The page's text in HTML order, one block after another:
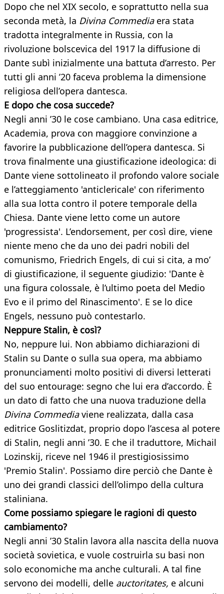
Dopo che nel XIX secolo, e soprattutto nella sua
seconda metà, la Divina Commediaera stata
tradotta integralmente in Russia, con la
rivoluzione bolscevica del 1917 la diffusione di
Dante subì inizialmente una battuta d’arresto. Per
tutti gli anni ’20 faceva problema la dimensione
religiosa dell’opera dantesca.
E dopo che cosa succede?
Negli anni ’30 le cose cambiano. Una casa editrice,
Academia, prova con maggiore convinzione a
favorire la pubblicazione dell’opera dantesca. Si
trova finalmente una giustificazione ideologica: di
Dante viene sottolineato il profondo valore sociale
e l’atteggiamento 'anticlericale' con riferimento
alla sua lotta contro il potere temporale della
Chiesa. Dante viene letto come un autore
'progressista'. L’endorsement, per così dire, viene
niente meno che da uno dei padri nobili del
comunismo, Friedrich Engels, di cui si cita, a mo’
di giustificazione, il seguente giudizio: 'Dante è
una figura colossale, è l’ultimo poeta del Medio
Evo e il primo del Rinascimento'. E se lo dice
Engels, nessuno può contestarlo.
Neppure Stalin, è così?
No, neppure lui. Non abbiamo dichiarazioni di
Stalin su Dante o sulla sua opera, ma abbiamo
pronunciamenti molto positivi di diversi letterati
del suo entourage: segno che lui era d’accordo. È
un dato di fatto che una nuova traduzione della
Divina Commediaviene realizzata, dalla casa
editrice Goslitizdat, proprio dopo l’ascesa al potere
di Stalin, negli anni ’30. E che il traduttore, Michail
Lozinskij, riceve nel 1946 il prestigiosissimo
'Premio Stalin'. Possiamo dire perciò che Dante è
uno dei grandi classici dell’olimpo della cultura
staliniana.
Come possiamo spiegare le ragioni di questo
cambiamento?
Negli anni ’30 Stalin lavora alla nascita della nuova
società sovietica, e vuole costruirla su basi non
solo economiche ma anche culturali. A tal fine
servono dei modelli, delle auctoritates, e alcuni